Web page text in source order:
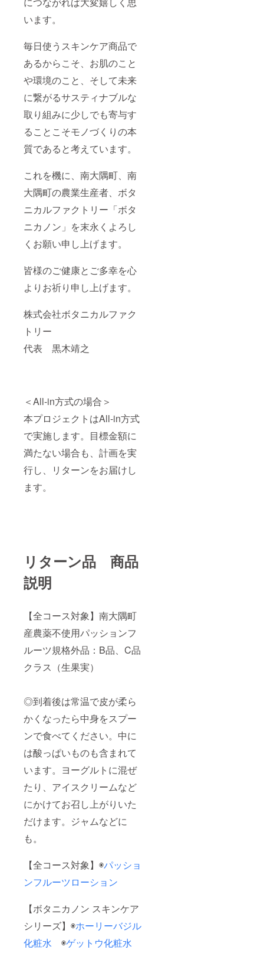
います。
毎日使うスキンケア商品で
あるからこそ、お肌のこと
や環境のこと、そして未来
に繋がるサスティナブルな
取り組みに少しでも寄与す
ることこそモノづくりの本
質であると考えています。
これを機に、南大隅町、南
大隅町の農業生産者、ボタ
ニカルファクトリー「ボタ
ニカノン」を末永くよろし
くお願い申し上げます。
皆様のご健康とご多幸を心
よりお祈り申し上げます。
株式会社ボタニカルファク
トリー
代表 黒木靖之
＜All-in方式の場合＞
本プロジェクトはAll-in方式
で実施します。目標金額に
満たない場合も、計画を実
行し、リターンをお届けし
ます。
リターン品 商品
説明
【全コース対象】南大隅町
産農薬不使用パッションフ
ルーツ規格外品：B品、C品
クラス（生果実）
◎到着後は常温で皮が柔ら
かくなったら中身をスプー
ンで食べてください。中に
は酸っぱいものも含まれて
います。ヨーグルトに混ぜ
たり、アイスクリームなど
にかけてお召し上がりいた
だけます。ジャムなどに
も。
【全コース対象】◉パッショ
ンフルーツローション
【ボタニカノン スキンケア
シリーズ】◉ホーリーバジル
化粧水 ◉ゲットウ化粧水